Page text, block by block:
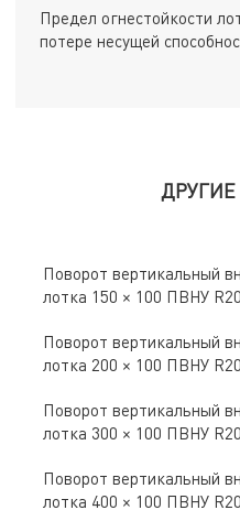
Предел огнестойкости
потере несущей
Поворот вертикальный
лотка 150 × 100 ПВНУ
Поворот вертикальный
лотка 200 × 100 ПВНУ
Поворот вертикальный
лотка 300 × 100 ПВНУ
Поворот вертикальный
лотка 400 × 100 ПВНУ